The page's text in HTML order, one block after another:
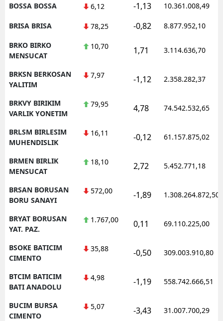
BOSSA BOSSA 6,12 -1,13 10.361.008,49
BRISA BRISA 78,25 -0,82 8.877.952,10
BRKO BIRKO
MENSUCAT
10,70 1,71 3.114.636,70
BRKSN BERKOSAN
YALITIM
7,97 -1,12 2.358.282,37
BRKVY BIRIKIM
VARLIK YONETIM
79,95 4,78 74.542.532,65
BRLSM BIRLESIM
MUHENDISLIK
16,11 -0,12 61.157.875,02
BRMEN BIRLIK
MENSUCAT
18,10 2,72 5.452.771,18
BRSAN BORUSAN
BORU SANAYI
572,00 -1,89 1.308.264.872,50
BRYAT BORUSAN
YAT. PAZ.
1.767,00 0,11 69.110.225,00
BSOKE BATICIM
CIMENTO
35,88 -0,50 309.003.910,80
BTCIM BATICIM
BATI ANADOLU
4,98 -1,19 558.742.666,51
BUCIM BURSA
CIMENTO
5,07 -3,43 31.007.700,29